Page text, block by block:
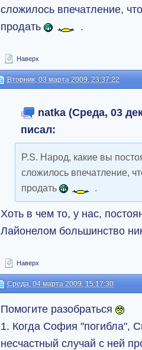
сложилось впечатление,
продать
.
Наверх
Вторник, 03 марта 2009, 23:37:22
natka (Среда, 03
писал:
P.S. Народ, какие вы
сложилось впечатление,
продать
.
Хоть в чем то, у нас,
Лайонелом большинство
Наверх
Среда, 04 марта 2009, 15:17:30
Помогите разобраться
1. Когда София "погибла",
несчастный случай с ней